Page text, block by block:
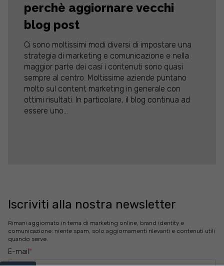
perchè aggiornare vecchi
blog post
Ci sono moltissimi modi diversi di impostare una
strategia di marketing e comunicazione e nella
maggior parte dei casi i contenuti sono quasi
sempre al centro. Moltissime aziende puntano
molto sul content marketing in generale con
ottimi risultati. In particolare, il blog continua ad
essere uno...
Iscriviti alla nostra newsletter
Rimani aggiornato in tema di marketing online, brand identity e
comunicazione: niente spam, solo aggiornamenti rilevanti e contenuti utili
quando serve.
E-mail *